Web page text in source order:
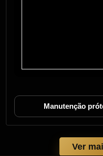
Manutenção
Ver